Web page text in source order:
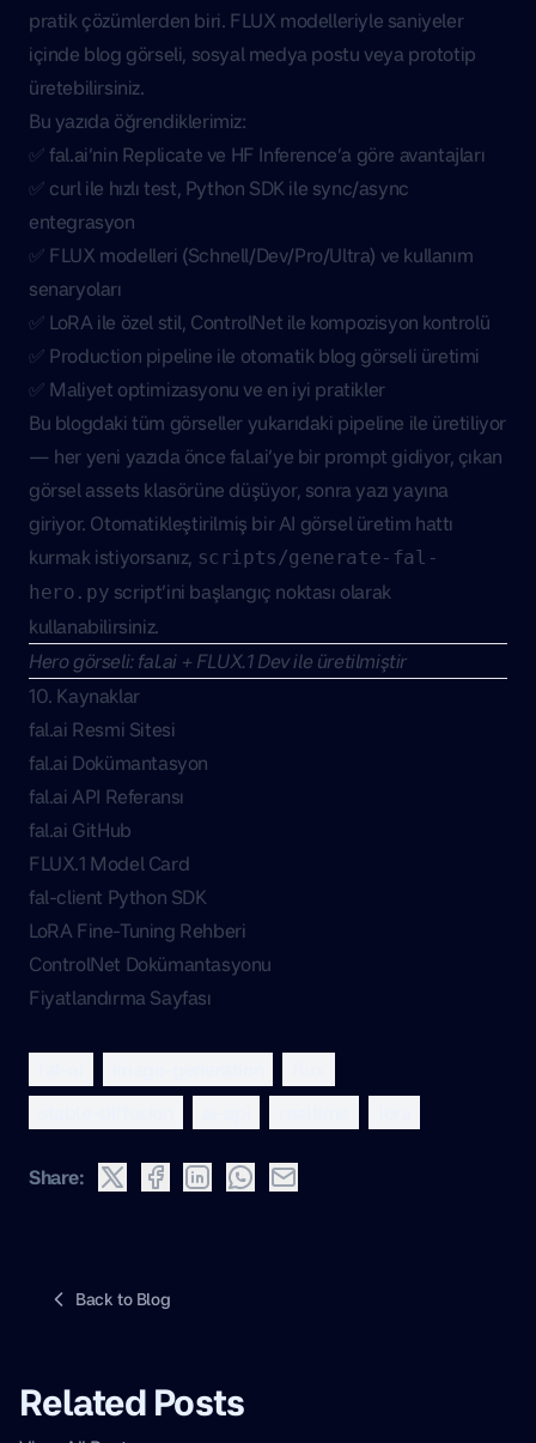
pratik çözümlerden biri. FLUX modelleriyle saniyeler
içinde blog görseli, sosyal medya postu veya prototip
üretebilirsiniz.
Bu yazıda öğrendiklerimiz:
✅ fal.ai’nin Replicate ve HF Inference’a göre avantajları
✅ curl ile hızlı test, Python SDK ile sync/async
entegrasyon
✅ FLUX modelleri (Schnell/Dev/Pro/Ultra) ve kullanım
senaryoları
✅ LoRA ile özel stil, ControlNet ile kompozisyon kontrolü
✅ Production pipeline ile otomatik blog görseli üretimi
✅ Maliyet optimizasyonu ve en iyi pratikler
Bu blogdaki tüm görseller yukarıdaki pipeline ile üretiliyor
— her yeni yazıda önce fal.ai’ye bir prompt gidiyor, çıkan
görsel assets klasörüne düşüyor, sonra yazı yayına
giriyor. Otomatikleştirilmiş bir AI görsel üretim hattı
kurmak istiyorsanız, scripts/generate-fal-
hero.py script’ini başlangıç noktası olarak
kullanabilirsiniz.
Hero görseli: fal.ai + FLUX.1 Dev ile üretilmiştir
10. Kaynaklar
fal.ai Resmi Sitesi
fal.ai Dokümantasyon
fal.ai API Referansı
fal.ai GitHub
FLUX.1 Model Card
fal-client Python SDK
LoRA Fine-Tuning Rehberi
ControlNet Dokümantasyonu
Fiyatlandırma Sayfası
Share:
Back to Blog
Related Posts